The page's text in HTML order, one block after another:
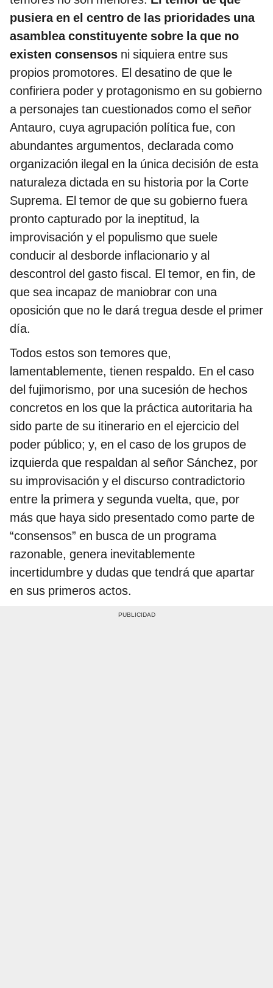
pusiera en el centro de las prioridades una
asamblea constituyente sobre la que no
existen consensos ni siquiera entre sus
propios promotores. El desatino de que le
confiriera poder y protagonismo en su gobierno
a personajes tan cuestionados como el señor
Antauro, cuya agrupación política fue, con
abundantes argumentos, declarada como
organización ilegal en la única decisión de esta
naturaleza dictada en su historia por la Corte
Suprema. El temor de que su gobierno fuera
pronto capturado por la ineptitud, la
improvisación y el populismo que suele
conducir al desborde inflacionario y al
descontrol del gasto fiscal. El temor, en fin, de
que sea incapaz de maniobrar con una
oposición que no le dará tregua desde el primer
día.
Todos estos son temores que,
lamentablemente, tienen respaldo. En el caso
del fujimorismo, por una sucesión de hechos
concretos en los que la práctica autoritaria ha
sido parte de su itinerario en el ejercicio del
poder público; y, en el caso de los grupos de
izquierda que respaldan al señor Sánchez, por
su improvisación y el discurso contradictorio
entre la primera y segunda vuelta, que, por
más que haya sido presentado como parte de
“consensos” en busca de un programa
razonable, genera inevitablemente
incertidumbre y dudas que tendrá que apartar
en sus primeros actos.